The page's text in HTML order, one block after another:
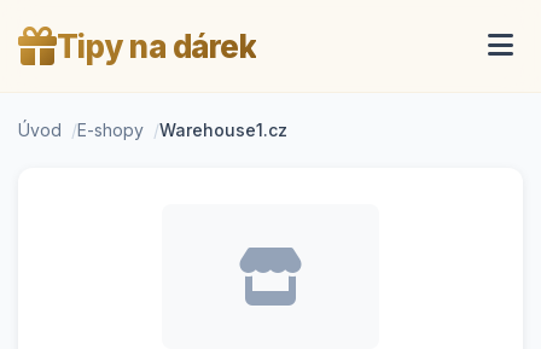
Tipy na dárek
Úvod E-shopy Warehouse1.cz